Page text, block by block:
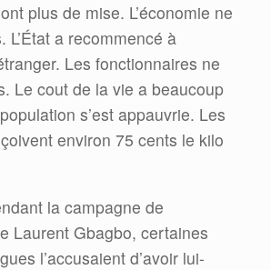
plus de mise. L’économie ne
L’État a recommencé à
Les fonctionnaires ne
Le cout de la vie a beaucoup
s’est appauvrie. Les
environ 75 cents le kilo
la campagne de
Laurent Gbagbo, certaines
l’accusaient d’avoir lui-